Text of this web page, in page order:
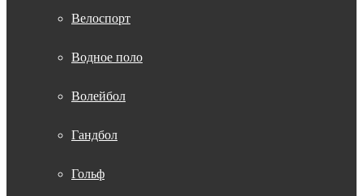
Велоспорт
Водное поло
Волейбол
Гандбол
Гольф